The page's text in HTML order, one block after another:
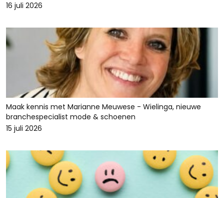
16 juli 2026
Maak kennis met Marianne Meuwese - Wielinga, nieuwe
branchespecialist mode & schoenen
15 juli 2026